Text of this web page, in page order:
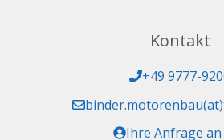
Kontakt
+49 9777-
Ihre Anfrage an